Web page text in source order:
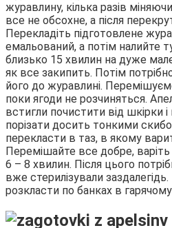
журавлину, кілька разів
все не обсохне, а після
Перекладіть підготовлене
емальований, а потім налийте
близько 15 хвилин на дуже
як все закипить. Потім
його до журавлині.
поки ягоди не розчиняться.
встигли почистити від шкірки і
порізати досить тонкими
перекласти в таз, в якому
Перемішайте все добре,
6 – 8 хвилин. Після цього
вже стерилізували
розкласти по банках в гарячому